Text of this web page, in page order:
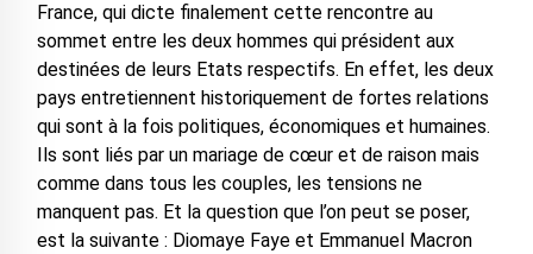
France, qui dicte finalement cette rencontre au
sommet entre les deux hommes qui président aux
destinées de leurs Etats respectifs. En effet, les deux
pays entretiennent historiquement de fortes relations
qui sont à la fois politiques, économiques et humaines.
Ils sont liés par un mariage de cœur et de raison mais
comme dans tous les couples, les tensions ne
manquent pas. Et la question que l’on peut se poser,
est la suivante : Diomaye Faye et Emmanuel Macron